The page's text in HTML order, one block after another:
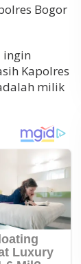
Bogor
ingin
Kapolres
milik